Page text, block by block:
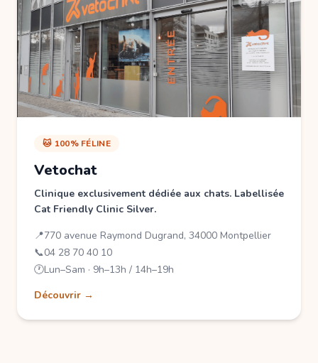
🐱 100% FÉLINE
Vetochat
Clinique exclusivement dédiée aux chats. Labellisée
Cat Friendly Clinic Silver.
📍770 avenue Raymond Dugrand, 34000 Montpellier
📞04 28 70 40 10
🕐Lun–Sam · 9h–13h / 14h–19h
Découvrir →